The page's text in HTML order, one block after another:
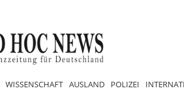
WISSENSCHAFT AUSLAND POLIZEI